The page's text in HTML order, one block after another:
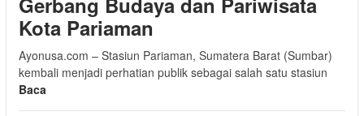
Kota Pariaman
Ayonusa.com – Stasiun Pariaman, Sumatera Barat (Sumbar)
kembali menjadi perhatian publik sebagai salah satu stasiun
Baca